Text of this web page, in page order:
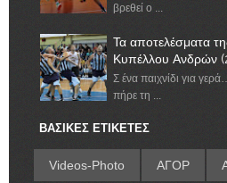
βρεθεί ο ...
Τα αποτελέσματα
Κυπέλλου Ανδρών
Σ ένα παιχνίδι για
πήρε τη ...
ΒΑΣΙΚΕΣ ΕΤΙΚΕΤΕΣ
Videos-Photo ΑΓΟΡ